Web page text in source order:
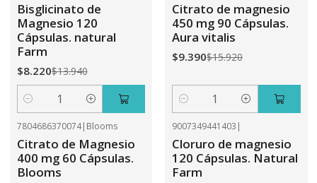
Bisglicinato de
Magnesio 120
Cápsulas. natural
Farm
$8.220$13.940
Cantidad
Citrato de magnesio
450 mg 90 Cápsulas.
Aura vitalis
$9.390$15.920
Cantidad
7804686370074| Blooms
Citrato de Magnesio
400 mg 60 Cápsulas.
Blooms
9007349441403 |
Cloruro de magnesio
120 Cápsulas. Natural
Farm